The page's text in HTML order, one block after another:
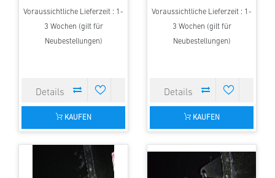
Voraussichtliche Lieferzeit : 1-
3 Wochen (gilt für
Neubestellungen)
KAUFEN
Voraussichtliche Lieferzeit : 1-
3 Wochen (gilt für
Neubestellungen)
KAUFEN